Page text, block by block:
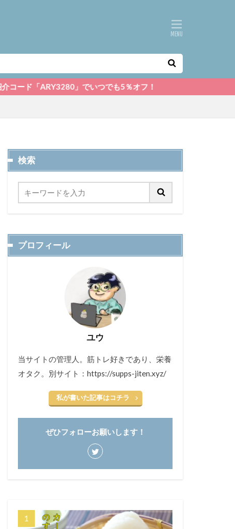
」でいつでも5％オフ！
検索
プロフィール
ユウ
当サイトの管理人。筋トレ好きであり、栄養
オタク。別サイト：https://supps-jiten.xyz/
私が書いた記事はコチラ
ぜひフォローお願いします！